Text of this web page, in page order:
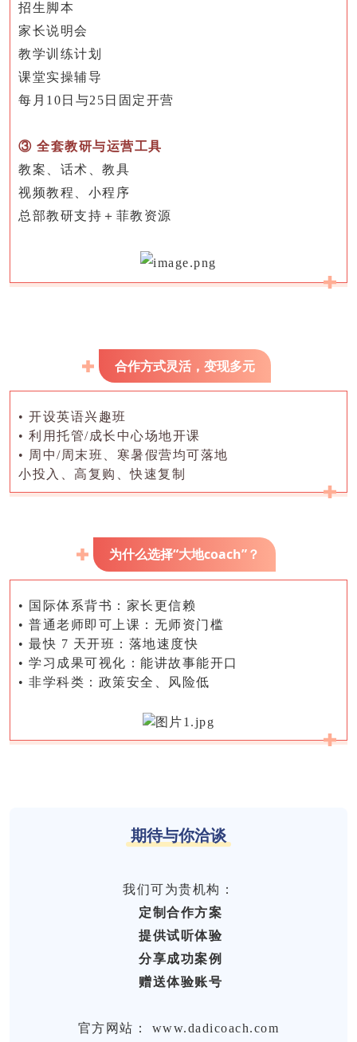
招生脚本
家长说明会
教学训练计划
课堂实操辅导
每月 10日与25日固定开营
③ 全套教研与运营工具
教案、话术、教具
视频教程、小程序
总部教研支持＋菲教资源
合作方式灵活，变现多元
• 开设英语兴趣班
• 利用托管/成长中心场地开课
• 周中/周末班、寒暑假营均可落地
小投入、高复购、快速复制
为什么选择“大地coach”？
• 国际体系背书：家长更信赖
• 普通老师即可上课：无师资门槛
• 最快 7 天开班：落地速度快
• 学习成果可视化：能讲故事能开口
• 非学科类：政策安全、风险低
期待与你洽谈
我们可为贵机构：
定制合作方案
提供试听体验
分享成功案例
赠送体验账号
官方网站：
www.dadicoach.com